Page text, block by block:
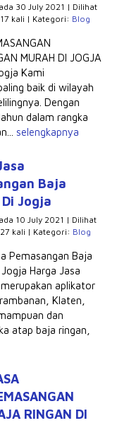
30 July 2021 | Dilihat
kali | Kategori: Blog
MURAH DI JOGJA
Kami
baik di wilayah
Dengan
dalam rangka
selengkapnya
Baja
Jogja
10 July 2021 | Dilihat
kali | Kategori: Blog
Pemasangan Baja
Harga Jasa
aplikator
Klaten,
dan
atap baja ringan,
RINGAN DI